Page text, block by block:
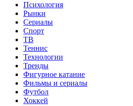
Психология
Рынки
Сериалы
Спорт
ТВ
Теннис
Технологии
Тренды
Фигурное катание
Фильмы и сериалы
Футбол
Хоккей